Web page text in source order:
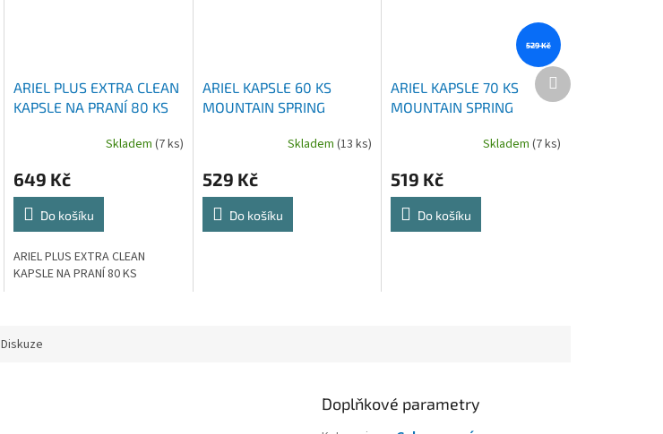
ARIEL PLUS EXTRA CLEAN
KAPSLE NA PRANÍ 80 KS
Skladem (7 ks)
649 Kč
Do košíku
ARIEL PLUS EXTRA CLEAN
KAPSLE NA PRANÍ 80 KS
ARIEL KAPSLE 60 KS
MOUNTAIN SPRING
Skladem(13 ks)
529 Kč
Do košíku
529 Kč
ARIEL KAPSLE 70 KS
MOUNTAIN SPRING
Skladem (7 ks)
519 Kč
Do košíku
Další
produkt
Diskuze
Doplňkové parametry